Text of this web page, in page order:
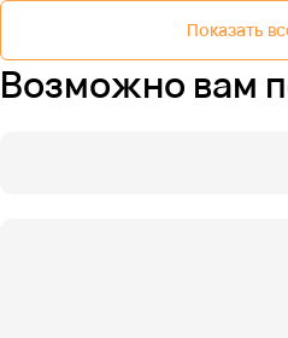
Показать
Возможно вам